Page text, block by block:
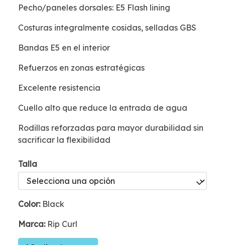
Pecho/paneles dorsales: E5 Flash lining
Costuras integralmente cosidas, selladas GBS
Bandas E5 en el interior
Refuerzos en zonas estratégicas
Excelente resistencia
Cuello alto que reduce la entrada de agua
Rodillas reforzadas para mayor durabilidad sin
sacrificar la flexibilidad
Talla
Color: Black
Marca: Rip Curl